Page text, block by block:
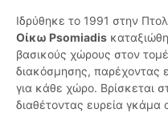
Ιδρύθηκε το 1991 στην
Οίκω Psomiadis
βασικούς χώρους στον
διακόσμησης, παρέχοντας
για κάθε χώρο. Βρίσκεται
διαθέτοντας ευρεία γκάμα